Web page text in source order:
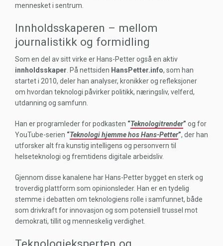
mennesket i sentrum.
Innholdsskaperen – mellom
journalistikk og formidling
Som en del av sitt virke er Hans-Petter også en aktiv
innholdsskaper . På nettsiden HansPetter.info, som han
startet i 2010, deler han analyser, kronikker og refleksjoner
om hvordan teknologi påvirker politikk, næringsliv, velferd,
utdanning og samfunn.
Han er programleder for podkasten “Teknologitrender” og for
YouTube-serien “Teknologi hjemme hos Hans-Petter”, der han
utforsker alt fra kunstig intelligens og personvern til
helseteknologi og fremtidens digitale arbeidsliv.
Gjennom disse kanalene har Hans-Petter bygget en sterk og
troverdig plattform som opinionsleder. Han er en tydelig
stemme i debatten om teknologiens rolle i samfunnet, både
som drivkraft for innovasjon og som potensiell trussel mot
demokrati, tillit og menneskelig verdighet.